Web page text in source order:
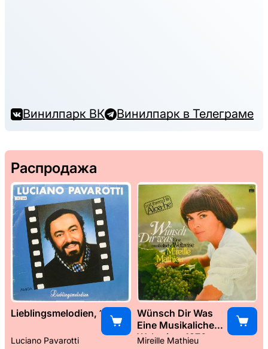
Винилпарк ВК Винилпарк в Телеграме
Распродажа
Lieblingsmelodien, 1989
Luciano Pavarotti
Wünsch Dir Was
Eine Musikaliche
Weltreise, 1976
Mireille Mathieu